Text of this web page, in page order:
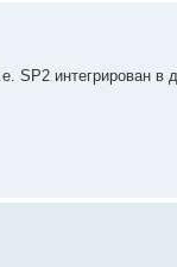
SP2 интегрирован в